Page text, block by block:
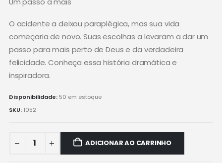
O acidente a deixou paraplégica, mas sua vida
começaria de novo. Suas escolhas a levaram a dar um
passo para mais perto de Deus e da verdadeira
felicidade. Conheça essa história dramática e
inspiradora.
Disponibilidade: 50 em estoque
SKU: 1052
ADICIONAR AO CARRINHO